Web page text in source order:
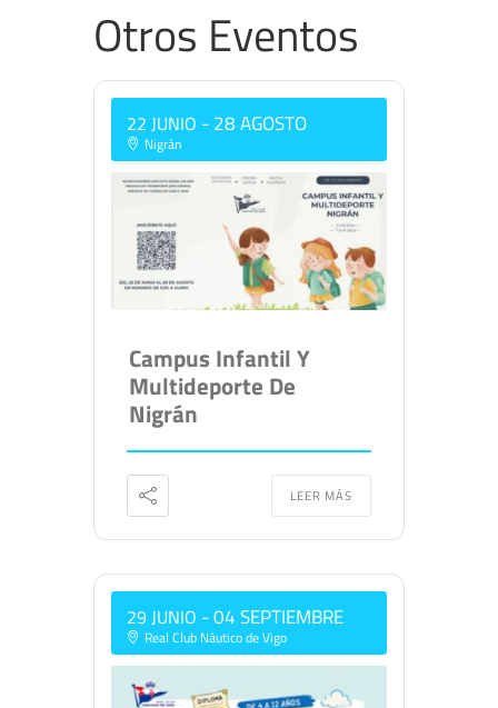
Otros Eventos
22 JUNIO - 28 AGOSTO
Nigrán
Campus Infantil Y
Multideporte De
Nigrán
LEER MÁS
29 JUNIO - 04 SEPTIEMBRE
Real Club Náutico de Vigo